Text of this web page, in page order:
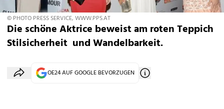
© PHOTO PRESS SERVICE, WWW.PPS.AT
Die schöne Aktrice beweist am roten Teppich
Stilsicherheit und Wandelbarkeit.
OE24 AUF GOOGLE BEVORZUGEN